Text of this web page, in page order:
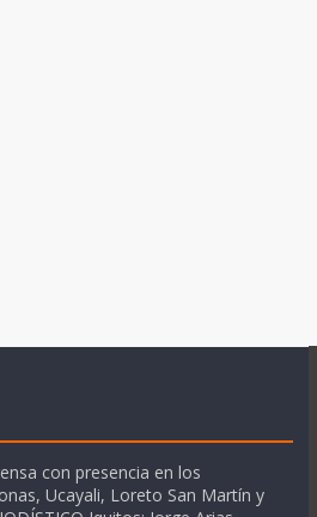
con presencia en los
Ucayali, Loreto San Martín y